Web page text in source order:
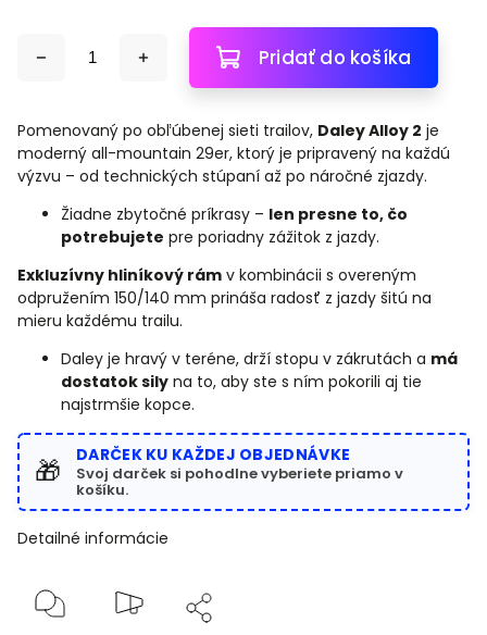
Pridať do košíka
Pomenovaný po obľúbenej sieti trailov, Daley Alloy 2 je
moderný all-mountain 29er, ktorý je pripravený na každú
výzvu – od technických stúpaní až po náročné zjazdy.
Žiadne zbytočné príkrasy – len presne to, čo
potrebujete pre poriadny zážitok z jazdy.
Exkluzívny hliníkový rám v kombinácii s overeným
odpružením 150/140 mm prináša radosť z jazdy šitú na
mieru každému trailu.
Daley je hravý v teréne, drží stopu v zákrutách a má
dostatok sily na to, aby ste s ním pokorili aj tie
najstrmšie kopce.
🎁 DARČEK KU KAŽDEJ OBJEDNÁVKE
Svoj darček si pohodlne vyberiete priamo v
košíku.
Detailné informácie